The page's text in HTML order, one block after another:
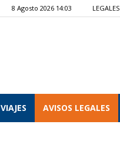
8 Agosto 2026 14:03 LEGALES
VIAJES AVISOS LEGALES